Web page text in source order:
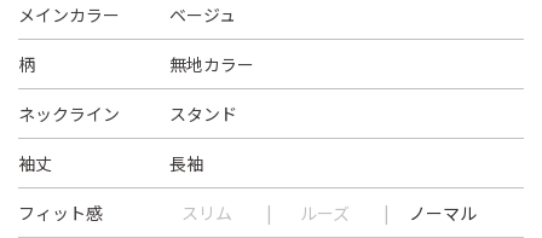
メインカラー ベージュ
柄 無地カラー
ネックライン スタンド
袖丈 長袖
フィット感 スリム ルーズ ノーマル